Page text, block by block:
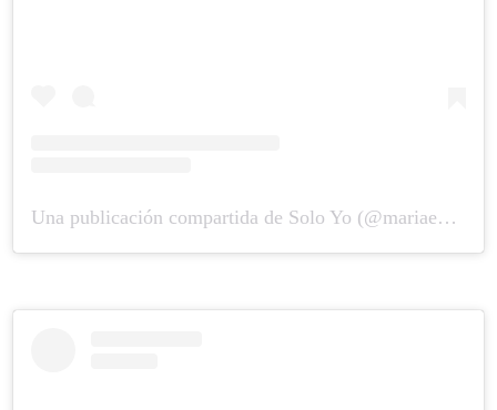
Una publicación compartida de Solo Yo (@mariaeugeniaariaslozano)